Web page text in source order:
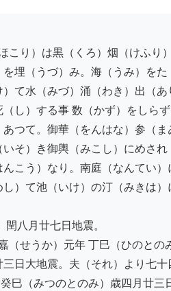
埋（うづ）み。海（うみ）をた
て水（みづ）涌（わき）出（
し）する事 数（かず）をしら
つて。御華（をんはな）参（ま
そ）き御輿（みこし）にめされ
こう）なり。南庭（なんてい
）て池（いけ）の汀（みきは）
八月廿七日地震。
せうか）元年 丁巳（ひのとの
日大地震。夫（それ）より七十
巳（みつのとのみ）歳四月廿三